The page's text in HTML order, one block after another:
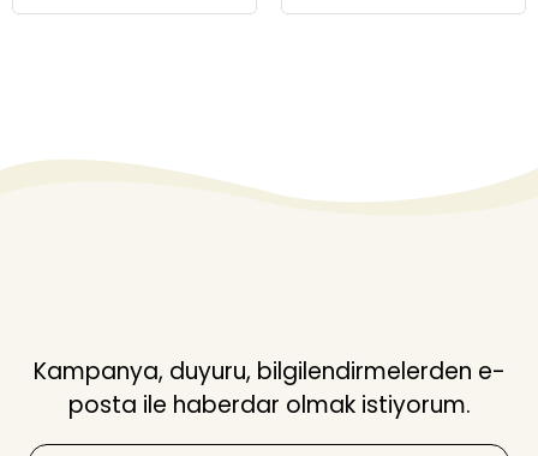
Kampanya, duyuru, bilgilendirmelerden e-
posta ile haberdar olmak istiyorum.